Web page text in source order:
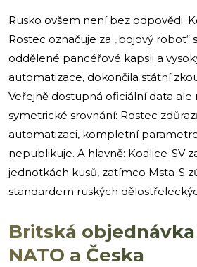
Rusko ovšem není bez odpovědi.
Rostec označuje za „bojový robot“
oddělené pancéřové kapsli a
automatizace, dokončila státní
Veřejně dostupná oficiální data
symetrické srovnání: Rostec
automatizaci, kompletní
nepublikuje. A hlavně: Koalice-SV
jednotkách kusů, zatímco Msta-S
standardem ruských
Britská
NATO a Česka